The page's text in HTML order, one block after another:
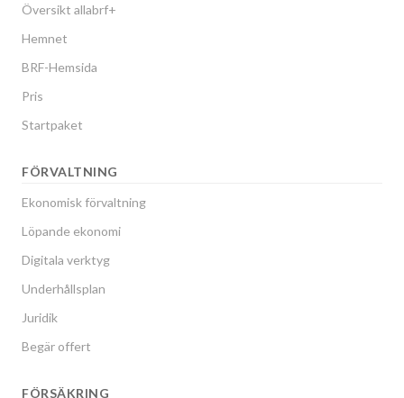
Översikt allabrf+
Hemnet
BRF-Hemsida
Pris
Startpaket
FÖRVALTNING
Ekonomisk förvaltning
Löpande ekonomi
Digitala verktyg
Underhållsplan
Juridik
Begär offert
FÖRSÄKRING